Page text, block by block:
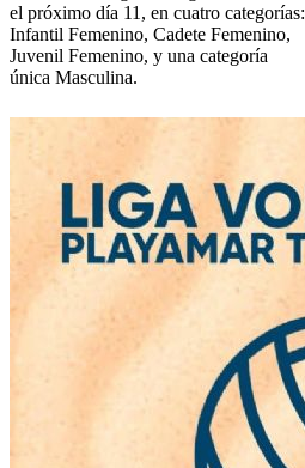
el próximo día 11, en cuatro categorías:
Infantil Femenino, Cadete Femenino,
Juvenil Femenino, y una categoría
única Masculina.